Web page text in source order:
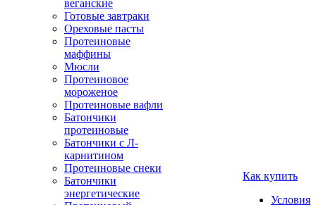
веганские
Готовые завтраки
Ореховые пасты
Протеиновые
маффины
Мюсли
Протеиновое
мороженое
Протеиновые вафли
Батончики
протеиновые
Батончики с Л-
карнитином
Протеиновые снеки
Батончики
энергетические
Как купить
Условия